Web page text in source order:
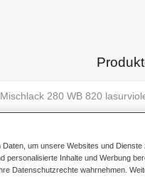
280 WB 820
um unsere Websites und
personalisierte Inhalte und Werbung
Datenschutzrechte wahrnehmen.